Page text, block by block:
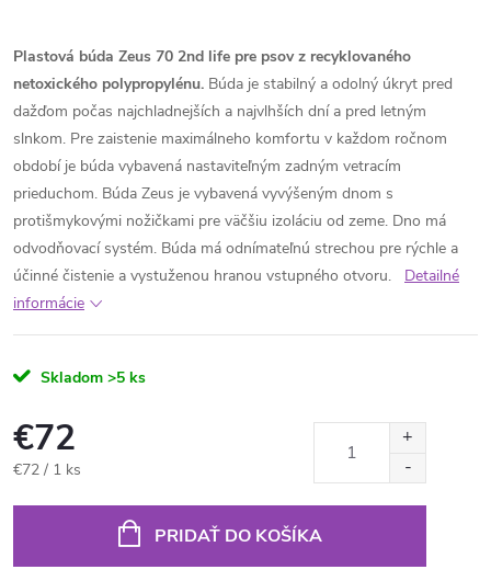
Plastová búda Zeus 70 2nd life pre psov z recyklovaného
netoxického polypropylénu. Búda je stabilný a odolný úkryt pred
dažďom počas najchladnejších a najvlhších dní a pred letným
slnkom. Pre zaistenie maximálneho komfortu v každom ročnom
období je búda vybavená nastaviteľným zadným vetracím
prieduchom. Búda Zeus je vybavená vyvýšeným dnom s
protišmykovými nožičkami pre väčšiu izoláciu od zeme. Dno má
odvodňovací systém. Búda má odnímateľnú strechou pre rýchle a
účinné čistenie a vystuženou hranou vstupného otvoru.
Detailné
informácie
Skladom >5 ks
€72
Jednotková
€72 / 1 ks
PRIDAŤ DO KOŠÍKA